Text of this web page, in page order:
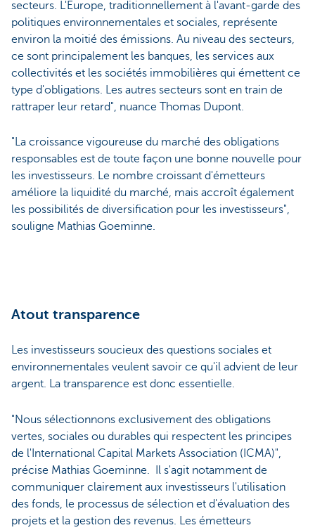
secteurs. L'Europe, traditionnellement à l'avant-garde des
politiques environnementales et sociales, représente
environ la moitié des émissions. Au niveau des secteurs,
ce sont principalement les banques, les services aux
collectivités et les sociétés immobilières qui émettent ce
type d'obligations. Les autres secteurs sont en train de
rattraper leur retard", nuance Thomas Dupont.
"La croissance vigoureuse du marché des obligations
responsables est de toute façon une bonne nouvelle pour
les investisseurs. Le nombre croissant d'émetteurs
améliore la liquidité du marché, mais accroît également
les possibilités de diversification pour les investisseurs",
souligne Mathias Goeminne.
Atout transparence
Les investisseurs soucieux des questions sociales et
environnementales veulent savoir ce qu'il advient de leur
argent. La transparence est donc essentielle.
"Nous sélectionnons exclusivement des obligations
vertes, sociales ou durables qui respectent les principes
de l'International Capital Markets Association (ICMA)",
précise Mathias Goeminne. Il s'agit notamment de
communiquer clairement aux investisseurs l'utilisation
des fonds, le processus de sélection et d'évaluation des
projets et la gestion des revenus. Les émetteurs